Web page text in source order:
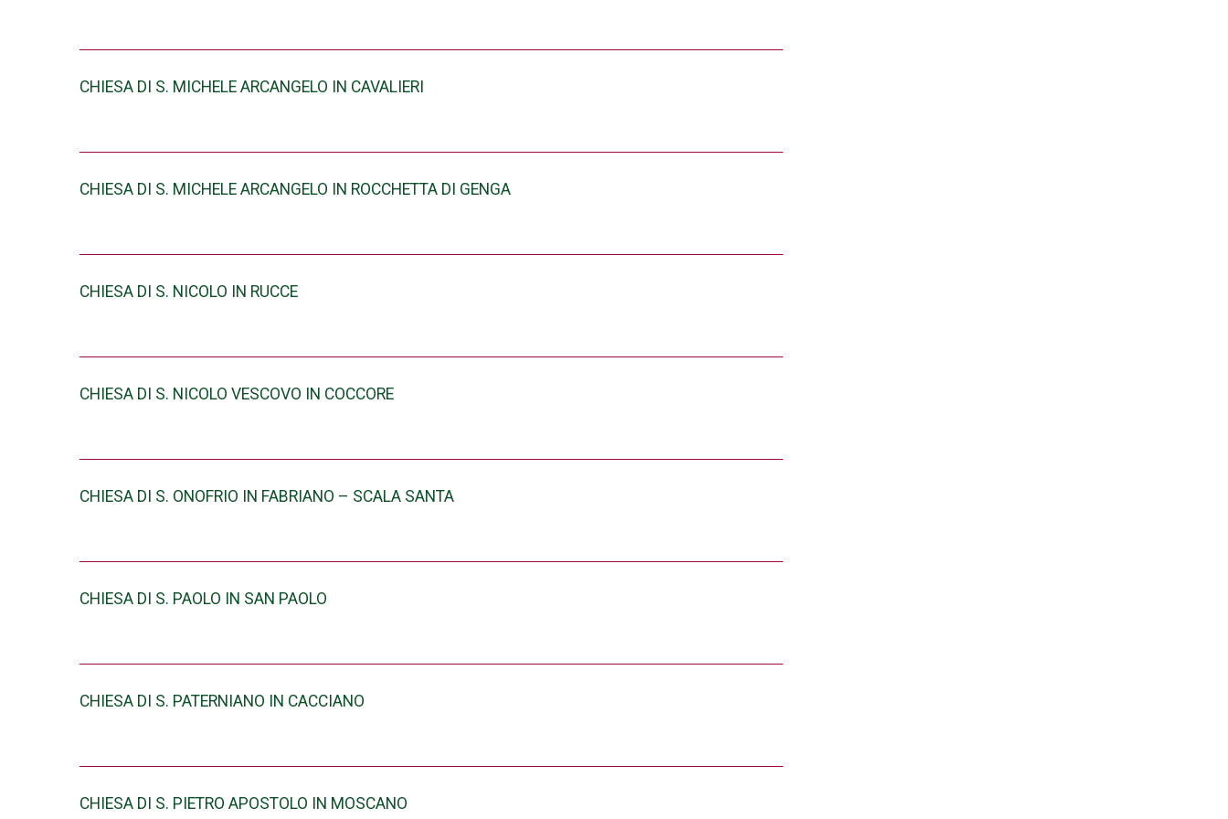
CHIESA DI S. MICHELE ARCANGELO IN CAVALIERI
CHIESA DI S. MICHELE ARCANGELO IN ROCCHETTA DI GENGA
CHIESA DI S. NICOLO IN RUCCE
CHIESA DI S. NICOLO VESCOVO IN COCCORE
CHIESA DI S. ONOFRIO IN FABRIANO – SCALA SANTA
CHIESA DI S. PAOLO IN SAN PAOLO
CHIESA DI S. PATERNIANO IN CACCIANO
CHIESA DI S. PIETRO APOSTOLO IN MOSCANO